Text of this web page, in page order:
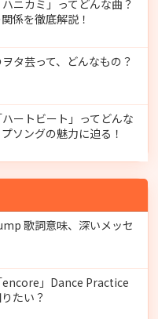
ニカミ」ってどんな曲？
係を徹底解説！
タ芸って、どんなもの？
ートビート」ってどんな
ソングの魅力に迫る！
歌詞意味、深いメッセ
encore」Dance Practice
たい？